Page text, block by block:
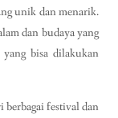
unik dan menarik.
dan budaya yang
yang bisa dilakukan
festival dan